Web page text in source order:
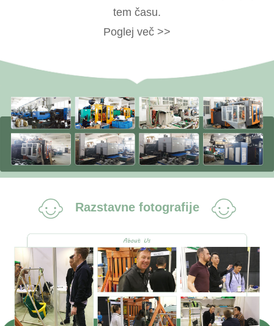
tem času.
Poglej več >>
Razstavne fotografije